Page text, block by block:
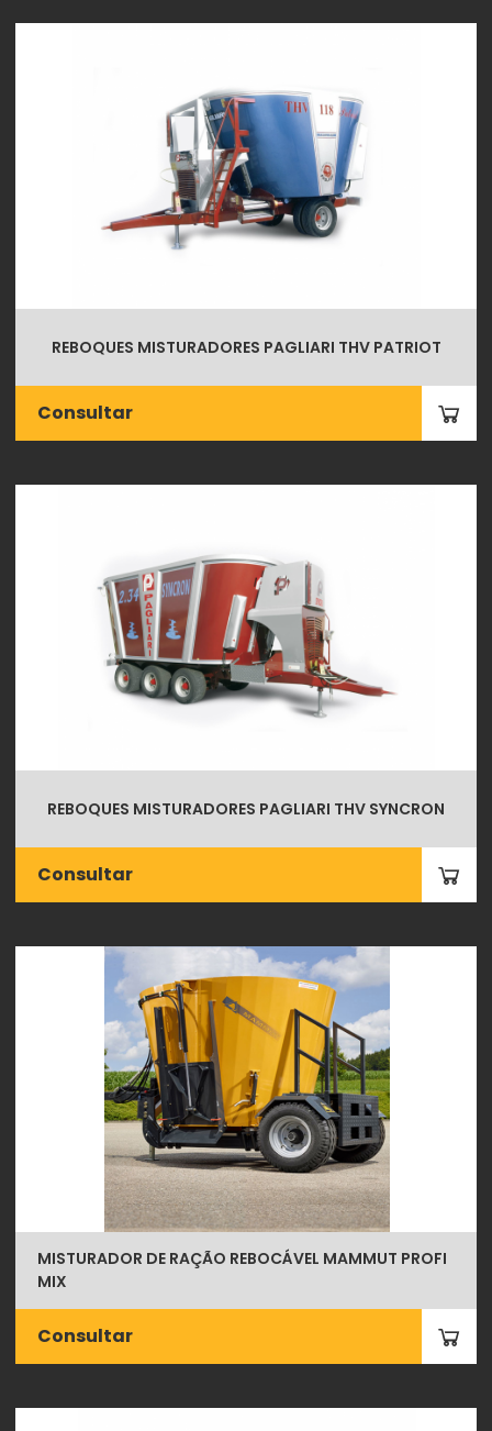
REBOQUES MISTURADORES PAGLIARI THV PATRIOT
Consultar
REBOQUES MISTURADORES PAGLIARI THV SYNCRON
Consultar
MISTURADOR DE RAÇÃO REBOCÁVEL MAMMUT PROFI
MIX
Consultar